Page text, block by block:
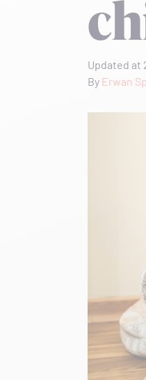
Updated at
By Erwan